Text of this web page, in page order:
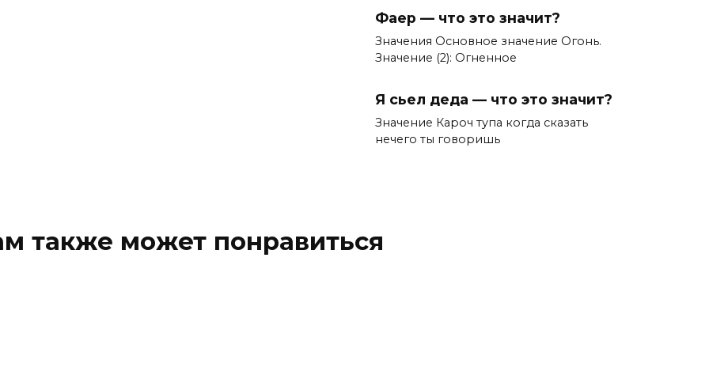
Фаер — что это значит?
Значения Основное значение Огонь.
Значение (2): Огненное
Я сьел деда — что это значит?
Значение Кароч тупа когда сказать
нечего ты говоришь
также может понравиться